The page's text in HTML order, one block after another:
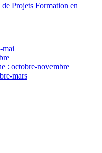
Projets Formation en
mai
: octobre-novembre
mars